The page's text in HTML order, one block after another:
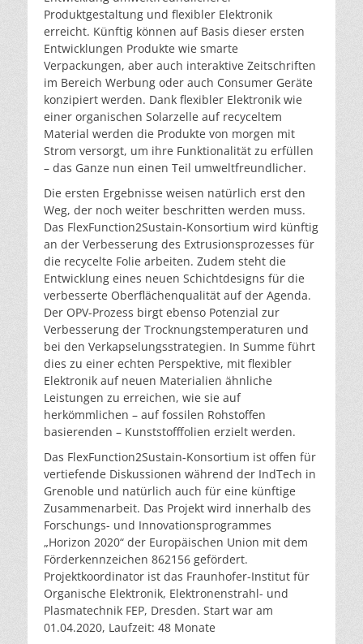
Produktgestaltung und flexibler Elektronik
erreicht. Künftig können auf Basis dieser ersten
Entwicklungen Produkte wie smarte
Verpackungen, aber auch interaktive Zeitschriften
im Bereich Werbung oder auch Consumer Geräte
konzipiert werden. Dank flexibler Elektronik wie
einer organischen Solarzelle auf recyceltem
Material werden die Produkte von morgen mit
Strom versorgt, um ihre Funktionalität zu erfüllen
– das Ganze nun einen Teil umweltfreundlicher.
Die ersten Ergebnisse weisen natürlich erst den
Weg, der noch weiter beschritten werden muss.
Das FlexFunction2Sustain-Konsortium wird künftig
an der Verbesserung des Extrusionsprozesses für
die recycelte Folie arbeiten. Zudem steht die
Entwicklung eines neuen Schichtdesigns für die
verbesserte Oberflächenqualität auf der Agenda.
Der OPV-Prozess birgt ebenso Potenzial zur
Verbesserung der Trocknungstemperaturen und
bei den Verkapselungsstrategien. In Summe führt
dies zu einer echten Perspektive, mit flexibler
Elektronik auf neuen Materialien ähnliche
Leistungen zu erreichen, wie sie auf
herkömmlichen – auf fossilen Rohstoffen
basierenden – Kunststofffolien erzielt werden.
Das FlexFunction2Sustain-Konsortium ist offen für
vertiefende Diskussionen während der IndTech in
Grenoble und natürlich auch für eine künftige
Zusammenarbeit. Das Projekt wird innerhalb des
Forschungs- und Innovationsprogrammes
„Horizon 2020“ der Europäischen Union mit dem
Förderkennzeichen 862156 gefördert.
Projektkoordinator ist das Fraunhofer-Institut für
Organische Elektronik, Elektronenstrahl- und
Plasmatechnik FEP, Dresden. Start war am
01.04.2020, Laufzeit: 48 Monate